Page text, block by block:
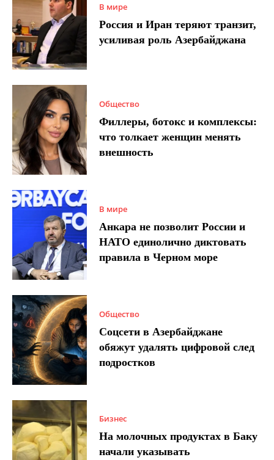
В мире
Россия и Иран теряют транзит,
усиливая роль Азербайджана
Общество
Филлеры, ботокс и комплексы:
что толкает женщин менять
внешность
В мире
Анкара не позволит России и
НАТО единолично диктовать
правила в Черном море
Общество
Соцсети в Азербайджане
обяжут удалять цифровой след
подростков
Бизнес
На молочных продуктах в Баку
начали указывать